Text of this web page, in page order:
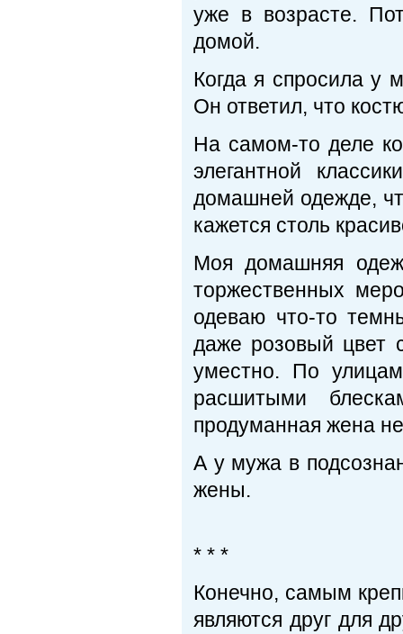
уже в возрасте.
домой.
Когда я спросила у
Он ответил, что
На самом-то деле
элегантной
домашней одежде,
кажется столь
Моя домашняя
торжественных
одеваю что-то
даже розовый цвет
уместно. По
расшитыми
продуманная жена
А у мужа в
жены.
* * *
Конечно, самым
являются друг для